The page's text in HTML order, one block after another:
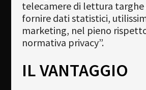
telecamere di lettura targhe
fornire dati statistici,
marketing, nel pieno
normativa privacy”.
IL VANTAGGIO